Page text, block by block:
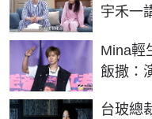
宇禾一
Mina輕
飯撒：
台玻總